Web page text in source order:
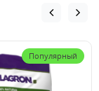
Популярный